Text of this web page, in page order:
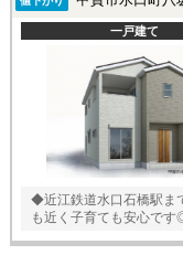
一戸建て
◆近江鉄道水口石橋駅ま
も近く子育ても安心で